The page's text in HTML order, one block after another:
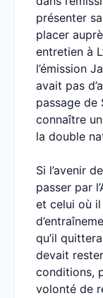
présenter
placer
entretien à
l’émission
avait pas
passage de
connaître
la double
Si l’avenir
passer par
et celui où
qu’il
devait
conditions,
volonté de